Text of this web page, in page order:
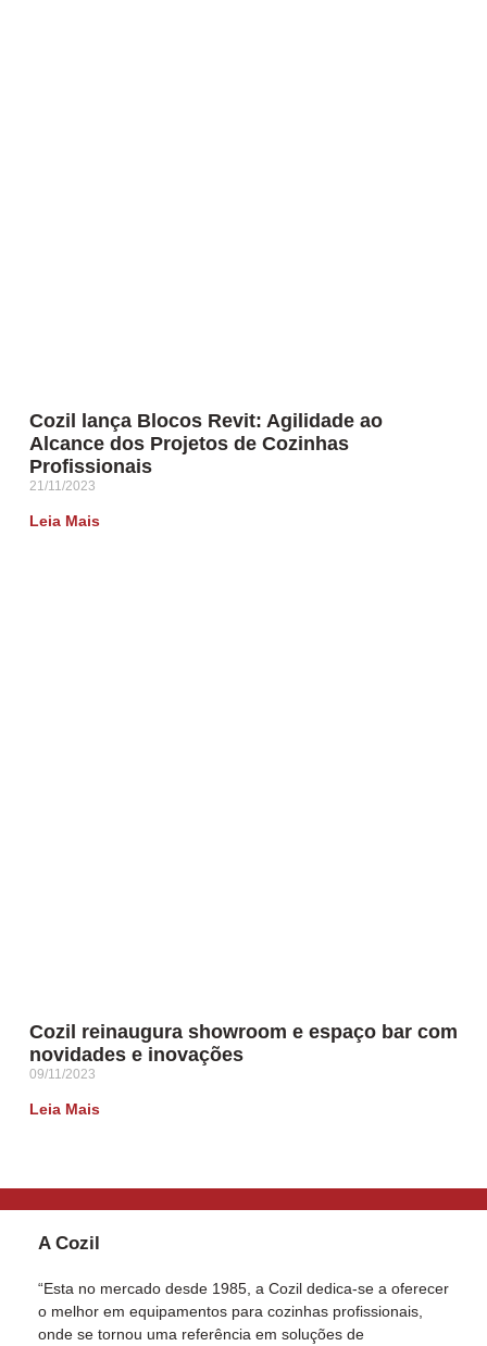
Cozil lança Blocos Revit: Agilidade ao
Alcance dos Projetos de Cozinhas
Profissionais
21/11/2023
Leia Mais
Cozil reinaugura showroom e espaço bar com
novidades e inovações
09/11/2023
Leia Mais
A Cozil
“Esta no mercado desde 1985, a Cozil dedica-se a oferecer
o melhor em equipamentos para cozinhas profissionais,
onde se tornou uma referência em soluções de